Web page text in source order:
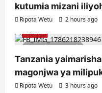
kutumia mizani
Ripota Wetu 2 hours ago
2 minutes read
Kitaifa
Tanzania
magonjwa ya
Ripota Wetu 3 hours ago